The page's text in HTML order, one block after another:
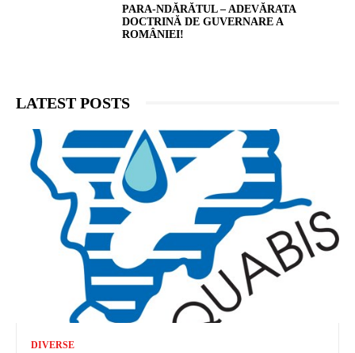
PARA-NDĂRĂTUL – ADEVĂRATA
DOCTRINĂ DE GUVERNARE A
ROMÂNIEI!
LATEST POSTS
DIVERSE